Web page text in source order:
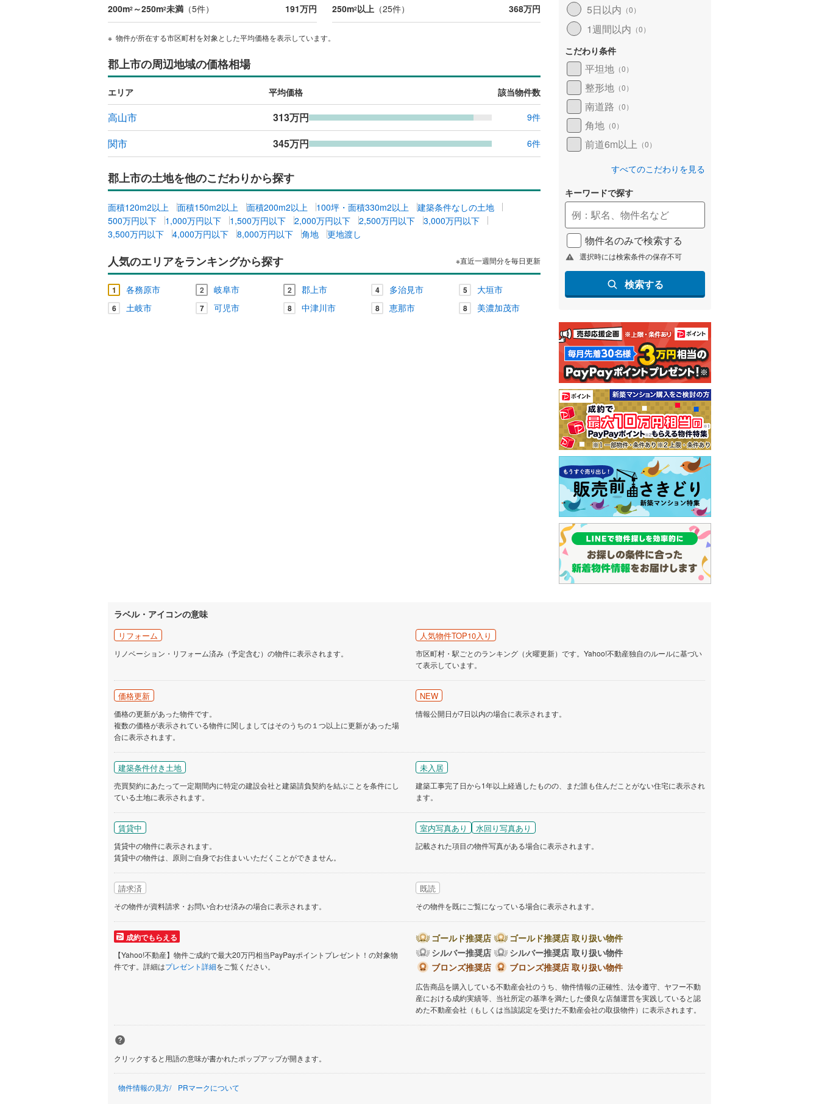
200m2 ～250m2未満 （5件） 191万円 250m2以上（25件） 368万円
物件が所在する市区町村を対象とした平均価格を表示しています。
郡上市の周辺地域の価格相場
エリア 平均価格 該当物件数
高山市 313万円 9件
関市 345万円 6件
郡上市の土地を他のこだわりから探す
面積120m2以上 面積150m2以上 面積200m2以上 100坪・面積330m2以上
建築条件なしの土地
500万円以下
1,000万円以下 1,500万円以下 2,000万円以下 2,500万円以下
3,000万円以下
3,500万円以下
4,000万円以下 8,000万円以下 角地 更地渡し
人気のエリアをランキングから探す ※直近一週間分を毎日更新
1 各務原市 2 岐阜市 2 郡上市 4 多治見市 5 大垣市
6 土岐市 7 可児市 8 中津川市 8 恵那市 8 美濃加茂市
5日以内 （0）
1週間以内 （0）
こだわり条件
平坦地 （0）
整形地 （0）
南道路 （0）
角地 （0）
前道6m以上 （0）
すべてのこだわりを見る
キーワードで探す
物件名のみで検索する
選択時には検索条件の保存不可
検索する
ラベル・アイコンの意味
リフォーム
リノベーション・リフォーム済み（予定含む）の物件に表示されます。
人気物件TOP10入り
市区町村・駅ごとのランキング（火曜更新）です。Yahoo!不動産独自のルールに基づい
て表示しています。
価格更新
価格の更新があった物件です。
複数の価格が表示されている物件に関しましてはそのうちの１つ以上に更新があった場
合に表示されます。
NEW
情報公開日が7日以内の場合に表示されます。
建築条件付き土地
売買契約にあたって一定期間内に特定の建設会社と建築請負契約を結ぶことを条件にし
ている土地に表示されます。
未入居
建築工事完了日から1年以上経過したものの、まだ誰も住んだことがない住宅に表示され
ます。
賃貸中
賃貸中の物件に表示されます。
賃貸中の物件は、原則ご自身でお住まいいただくことができません。
室内写真あり 水回り写真あり
記載された項目の物件写真がある場合に表示されます。
請求済
その物件が資料請求・お問い合わせ済みの場合に表示されます。
既読
その物件を既にご覧になっている場合に表示されます。
成約でもらえる
【Yahoo!不動産】物件ご成約で最大20万円相当PayPayポイントプレゼント！の対象物
件です。詳細はプレゼント詳細をご覧ください。
ゴールド推奨店
ゴールド推奨店 取り扱い物件
シルバー推奨店
シルバー推奨店 取り扱い物件
ブロンズ推奨店
ブロンズ推奨店 取り扱い物件
広告商品を購入している不動産会社のうち、物件情報の正確性、法令遵守、ヤフー不動
産における成約実績等、当社所定の基準を満たした優良な店舗運営を実践していると認
めた不動産会社（もしくは当該認定を受けた不動産会社の取扱物件）に表示されます。
クリックすると用語の意味が書かれたポップアップが開きます。
物件情報の見方 PRマークについて